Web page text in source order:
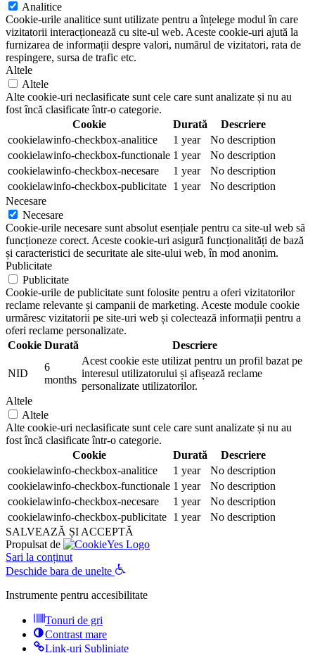
Analitice
Cookie-urile analitice sunt utilizate pentru a înțelege modul în care
vizitatorii interacționează cu site-ul web. Aceste cookie-uri ajută la
furnizarea de informații despre valori, numărul de vizitatori, rata de
respingere, sursa de trafic etc.
Altele
Altele
Alte cookie-uri neclasificate sunt cele care sunt analizate și nu au
fost încă clasificate într-o categorie.
Cookie
Durată
Descriere
cookielawinfo-checkbox-analitice
1 year
No description
cookielawinfo-checkbox-functionale 1 year
No description
cookielawinfo-checkbox-necesare
1 year
No description
cookielawinfo-checkbox-publicitate 1 year
No description
Necesare
Necesare
Cookie-urile necesare sunt absolut esențiale pentru ca site-ul web să
funcționeze corect. Aceste cookie-uri asigură funcționalități de bază
și caracteristici de securitate ale site-ului web, în mod anonim.
Publicitate
Publicitate
Cookie-urile de publicitate sunt folosite pentru a oferi vizitatorilor
reclame relevante și campanii de marketing. Aceste module cookie
urmăresc vizitatorii pe site-uri web și colectează informații pentru a
oferi reclame personalizate.
Cookie Durată Descriere
NID
6
months
Acest cookie este utilizat pentru un profil bazat pe
interesul utilizatorului și afișează reclame
personalizate utilizatorilor.
Altele
Altele
Alte cookie-uri neclasificate sunt cele care sunt analizate și nu au
fost încă clasificate într-o categorie.
Cookie
Durată
Descriere
cookielawinfo-checkbox-analitice
1 year
No description
cookielawinfo-checkbox-functionale 1 year
No description
cookielawinfo-checkbox-necesare
1 year
No description
cookielawinfo-checkbox-publicitate 1 year
No description
SALVEAZĂ ȘI ACCEPTĂ
Propulsat de
Sari la conținut
Deschide bara de unelte
Instrumente pentru accesibilitate
Tonuri de gri
Contrast mare
Link-uri Subliniate